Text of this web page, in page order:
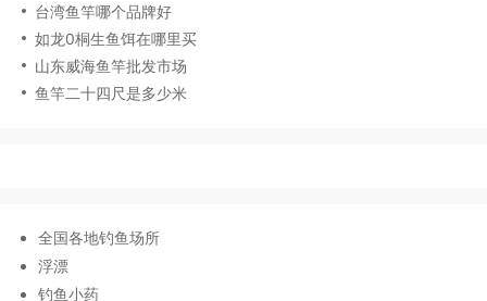
台湾鱼竿哪个品牌好
如龙0桐生鱼饵在哪里买
山东威海鱼竿批发市场
鱼竿二十四尺是多少米
全国各地钓鱼场所
浮漂
钓鱼小药